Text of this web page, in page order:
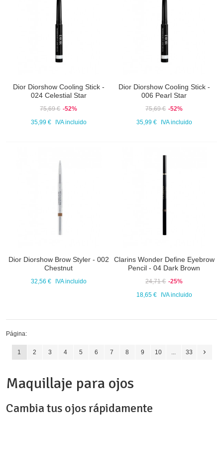
Dior Diorshow Cooling Stick -
024 Celestial Star
75,69 € -52%
35,99 €
IVA incluido
Dior Diorshow Cooling Stick -
006 Pearl Star
75,69 € -52%
35,99 €
IVA incluido
Dior Diorshow Brow Styler - 002
Chestnut
32,56 € IVA incluido
Clarins Wonder Define Eyebrow
Pencil - 04 Dark Brown
24,71 € -25%
18,65 €
IVA incluido
Página:
1 2 3 4 5 6 7 8 9 10 ... 33
Maquillaje para ojos
Cambia tus ojos rápidamente